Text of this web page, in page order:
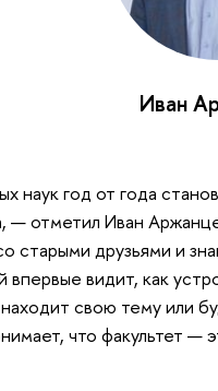
Иван
наук год от года
— отметил Иван
старыми друзьями и
видит, как
свою тему или
что факультет —